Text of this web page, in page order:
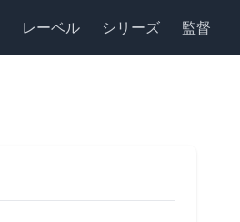
レーベル シリーズ 監督